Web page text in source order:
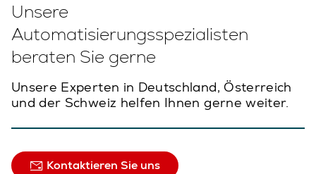
Unsere
Automatisierungsspezialisten
beraten Sie gerne
Unsere Experten in Deutschland, Österreich
und der Schweiz helfen Ihnen gerne weiter.
Kontaktieren Sie uns